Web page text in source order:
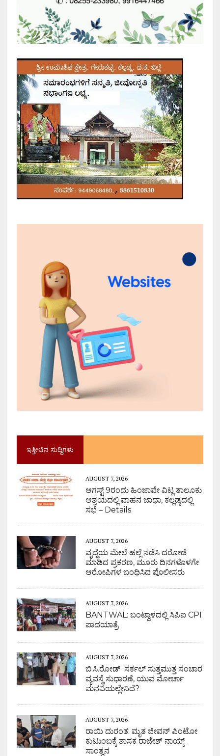
ಇತ್ತೀಚಿನ ಸುದ್ದಿಗಳು
AUGUST 7, 2026
ಆಗಸ್ಟ್ 9ರಂದು ಹಿಂಜಾವೇ ವಿಟ್ಲ ತಾಲೂಕು
ಆಶ್ರಯದಲ್ಲಿ ವಾಹನ ಜಾಥಾ, ಕಲ್ಲಡ್ಕದಲ್ಲಿ
ಸಭೆ – Details
AUGUST 7, 2026
ವೃದ್ಧೆಯ ಮೇಲೆ ಹಲ್ಲೆ ನಡೆಸಿ ದರೋಡೆ
ಮಾಡಿದ ಪ್ರಕರಣ, ಮೂರು ದಿನಗಳೊಳಗೇ
ಆರೋಪಿಗಳ ಬಂಧಿಸಿದ ಪೊಲೀಸರು
AUGUST 7, 2026
BANTWAL: ಬಂಟ್ವಾಳದಲ್ಲಿ ಸಿಪಿಐ CPI
ಪಾದಯಾತ್ರೆ
AUGUST 7, 2026
ಬಿ.ಸಿ.ರೋಡ್ ಸರ್ಕಲ್ ಸುತ್ತಮುತ್ತ ಸಂಚಾರ
ವ್ಯವಸ್ಥೆ ಸುಧಾರಣೆ, ಯುವ ಮೋರ್ಚಾ
ಮನವಿಯಲ್ಲೇನಿದೆ?
AUGUST 7, 2026
ರಾಯಿ ದುರಂತ: ಮೃತ ಜೀವನ್ ಪಿಂಟೋ
ಕುಟುಂಬಕ್ಕೆ ಶಾಸಕ ರಾಜೇಶ್ ನಾಯ್ಕ್
ಸಾಂತ್ವನ